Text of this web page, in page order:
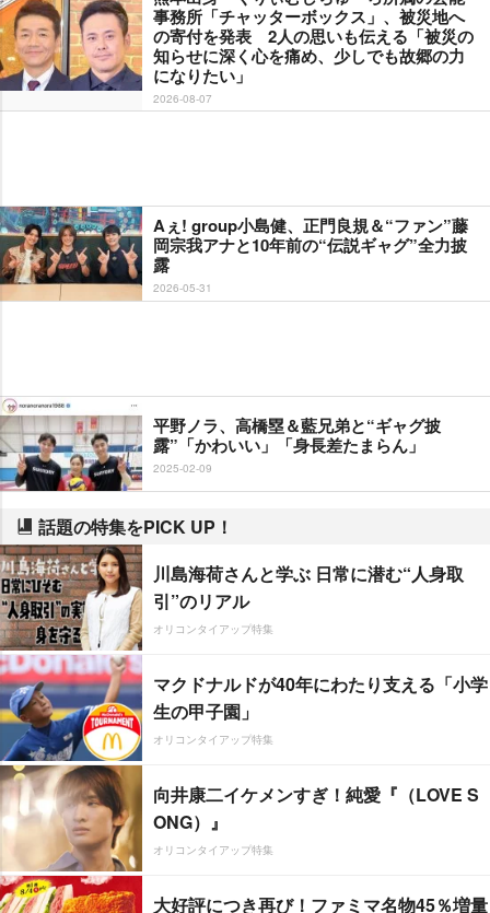
事務所「チャッターボックス」、被災地へ
の寄付を発表 2人の思いも伝える「被災の
知らせに深く心を痛め、少しでも故郷の力
になりたい」
2026-08-07
Aぇ! group小島健、正門良規＆“ファン”藤
岡宗我アナと10年前の“伝説ギャグ”全力披
露
2026-05-31
平野ノラ、高橋塁＆藍兄弟と“ギャグ披
露”「かわいい」「身長差たまらん」
2025-02-09
話題の特集をPICK UP！
川島海荷さんと学ぶ 日常に潜む“人身取
引”のリアル
オリコンタイアップ特集
マクドナルドが40年にわたり支える「小学
生の甲子園」
オリコンタイアップ特集
向井康二イケメンすぎ！純愛『（LOVE S
ONG）』
オリコンタイアップ特集
大好評につき再び！ファミマ名物45％増量